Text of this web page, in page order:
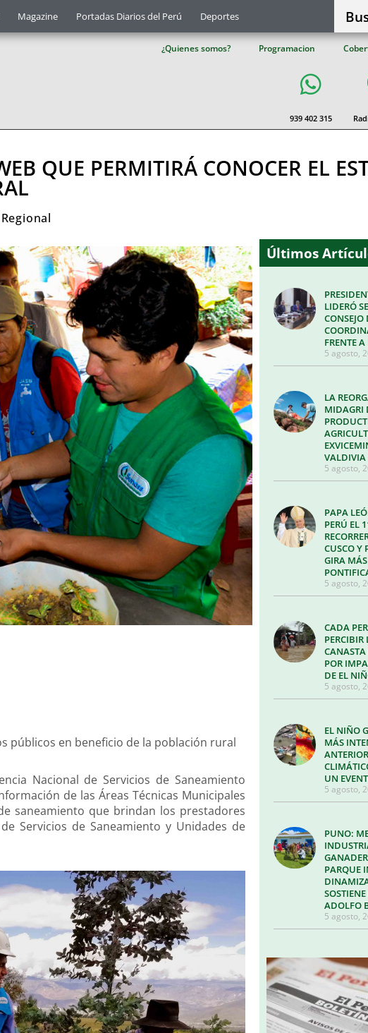
Magazine Portadas Diarios del Perú Deportes
¿Quienes somos? Programacion
939 402 315
QUE PERMITIRÁ CONOCER EL
Regional
públicos en beneficio de la población rural
Nacional de Servicios de Saneamiento
de las Áreas Técnicas Municipales
saneamiento que brindan los prestadores
Servicios de Saneamiento y Unidades de
Últimos
LIDERÓ
FRENTE
5 agosto,
LA
MIDAGRI
VALDIVIA
5 agosto,
PAPA
PERÚ EL
CUSCO Y
GIRA
5 agosto,
CADA
POR
DE EL
5 agosto,
EL NIÑO
MÁS
UN
5 agosto,
PUNO:
PARQUE
ADOLFO
5 agosto,